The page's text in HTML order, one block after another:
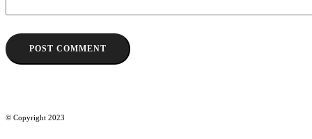
© Copyright 2023